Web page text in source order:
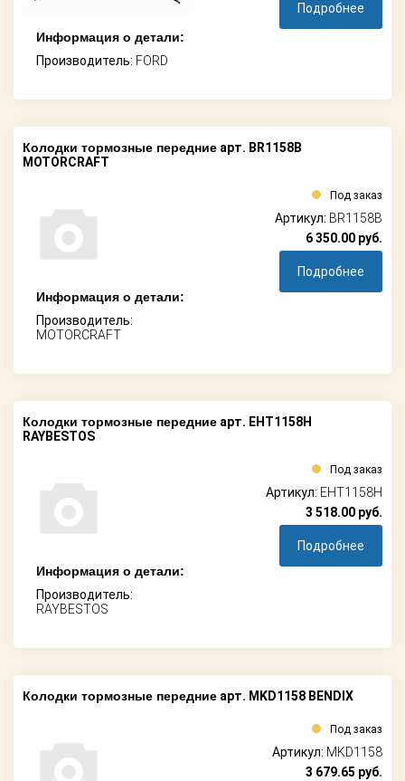
Информация о детали:
Производитель: FORD
Подробнее
Колодки тормозные передние арт. BR1158B
MOTORCRAFT
Информация о детали:
Производитель:
MOTORCRAFT
Под заказ
Артикул: BR1158B
6 350.00 руб.
Подробнее
Колодки тормозные передние арт. EHT1158H
RAYBESTOS
Информация о детали:
Производитель:
RAYBESTOS
Под заказ
Артикул: EHT1158H
3 518.00 руб.
Подробнее
Колодки тормозные передние арт. MKD1158 BENDIX
Под заказ
Артикул: MKD1158
3 679.65 руб.